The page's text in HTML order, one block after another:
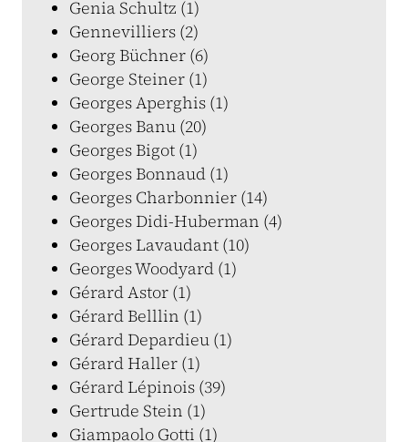
Genia Schultz (1)
Gennevilliers (2)
Georg Büchner (6)
George Steiner (1)
Georges Aperghis (1)
Georges Banu (20)
Georges Bigot (1)
Georges Bonnaud (1)
Georges Charbonnier (14)
Georges Didi-Huberman (4)
Georges Lavaudant (10)
Georges Woodyard (1)
Gérard Astor (1)
Gérard Belllin (1)
Gérard Depardieu (1)
Gérard Haller (1)
Gérard Lépinois (39)
Gertrude Stein (1)
Giampaolo Gotti (1)